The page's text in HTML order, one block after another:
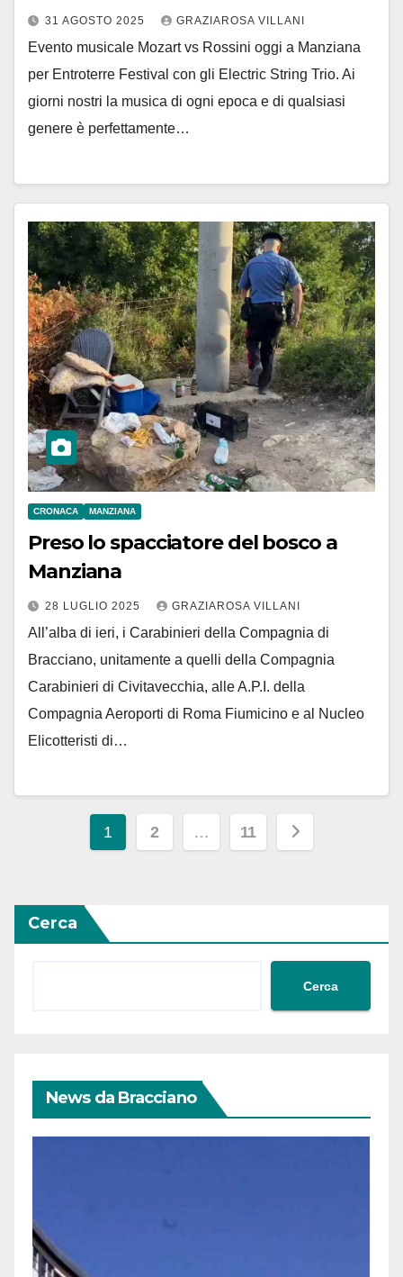
31 AGOSTO 2025 GRAZIAROSA VILLANI
Evento musicale Mozart vs Rossini oggi a Manziana
per Entroterre Festival con gli Electric String Trio. Ai
giorni nostri la musica di ogni epoca e di qualsiasi
genere è perfettamente…
CRONACA MANZIANA
Preso lo spacciatore del bosco a
Manziana
28 LUGLIO 2025 GRAZIAROSA VILLANI
All’alba di ieri, i Carabinieri della Compagnia di
Bracciano, unitamente a quelli della Compagnia
Carabinieri di Civitavecchia, alle A.P.I. della
Compagnia Aeroporti di Roma Fiumicino e al Nucleo
Elicotteristi di…
Paginazione
articoli
1 2 … 11
Cerca
Cerca
News da Bracciano